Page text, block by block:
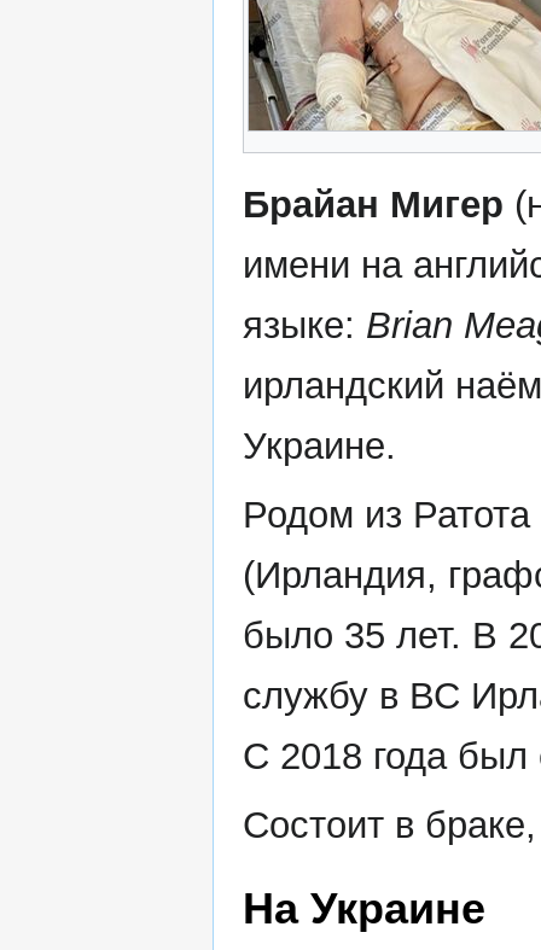
Брайан Мигер
имени на
языке: Brian
ирландский
Украине.
Родом из Ратота
(Ирландия,
было 35 лет. В
службу в ВС
С 2018 года
Состоит в
На Украине